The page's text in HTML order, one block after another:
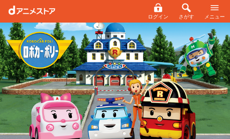
ログイン さがす メニュー